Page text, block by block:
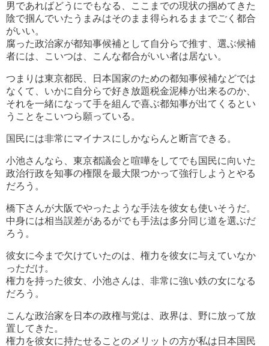
男であればどうにでもなる、ここまでの現状の掴めてきた
陰で掴んでいたうまみはそのまま得られるままでごく都合
がいい。
腐った政治家が都知事候補として自分らで推す、選ぶ候補
者には、こいつは、こんな都合がいい者は居ない。
つまりは東京都民、日本国家のための都知事候補などでは
なくて、いかに自分らで好き放題税金泥棒が出来るのか、
それを一緒になって手を組んで喜ぶ都知事が出てくるとい
うことをこいつら願っている。
国民には非常にマイナスにしかならんと断言できる。
小池さんなら、東京都議会と喧嘩をしてでも国民に向いた
政治行政を知事の権限を最大限つかって強行しようとやる
だろう。
橋下さんが大阪でやったような手法を彼女も使いそうだ。
中身には相当誤差があるがでも手法は多分同じ道を選ぶだ
ろう。
彼女に今まで欠けていたのは、権力を彼女に与えていなか
っただけ。
権力を持った彼女、小池さんは、非常に強い鉄の女になる
だろう。
こんな政治家を日本の政権与党は、政界は、野に放って放
置してきた。
権力を彼女に持たせることのメリットの方が私は日本国民